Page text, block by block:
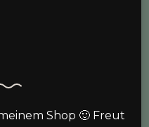
Shop 🙂 Freut